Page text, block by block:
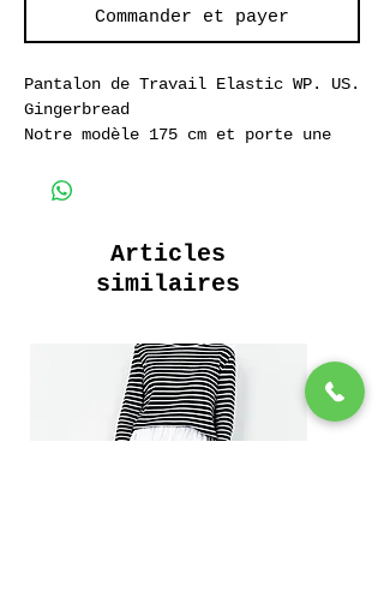
Commander et payer
Pantalon de Travail Elastic WP. US.
Gingerbread
Notre modèle 175 cm et porte une
Pantalon de Travail Elastic WP. US.
Articles
similaires